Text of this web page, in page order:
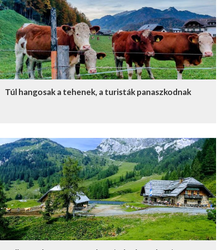
Túl hangosak a tehenek, a turisták panaszkodnak